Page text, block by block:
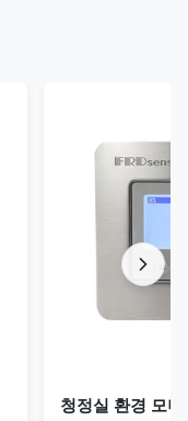
청정실 환경 모